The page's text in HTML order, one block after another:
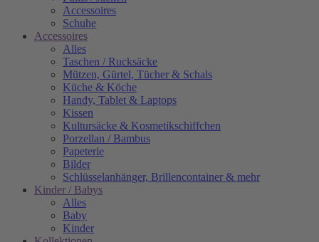
Accessoires
Schuhe
Accessoires
Alles
Taschen / Rucksäcke
Mützen, Gürtel, Tücher & Schals
Küche & Köche
Handy, Tablet & Laptops
Kissen
Kultursäcke & Kosmetikschiffchen
Porzellan / Bambus
Papeterie
Bilder
Schlüsselanhänger, Brillencontainer & mehr
Kinder / Babys
Alles
Baby
Kinder